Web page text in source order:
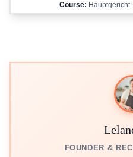
Course: Hauptgericht
FOUNDER &